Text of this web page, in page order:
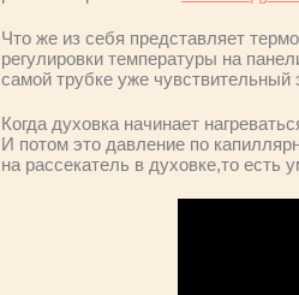
Что же из себя представляет
регулировки температуры на
самой трубке уже
Когда духовка начинает
И потом это давление по
на рассекатель в духовке,то есть